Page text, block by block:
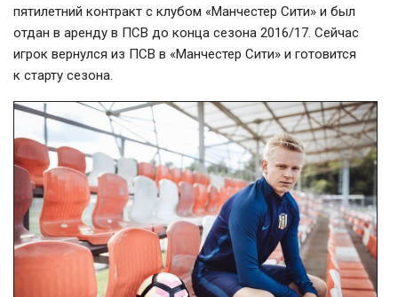
пятилетний контракт с клубом «Манчестер Сити» и был
отдан в аренду в ПСВ до конца сезона 2016/17. Сейчас
игрок вернулся из ПСВ в «Манчестер Сити» и готовится
к старту сезона.